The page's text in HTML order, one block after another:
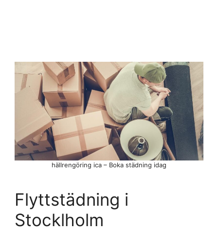
Flyttstädning i
Stocklholm
hällrengöring ica – Boka städning idag